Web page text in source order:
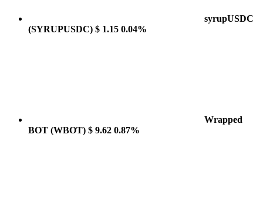
syrupUSDC
(SYRUPUSDC) $ 1.15 0.04%
Wrapped
BOT (WBOT) $ 9.62 0.87%